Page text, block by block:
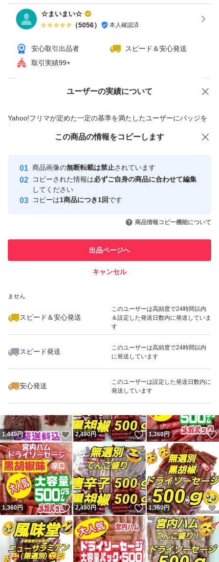
おてがる発送
☆まいまい☆
（5056） 本人確認済
安心取引出品者
スピード＆安心発送
取引実績99+
ユーザーの実績について
Yahoo!フリマが定めた一定の基準を満たしたユーザーにバッジを
付与しています
安心取引出品者
心・安全なユーザーです
取引実績
引を完了させた実績があります
での取引実績があります
ません
スピード＆安心発送
このユーザーは高頻度で24時間以内
＆設定した発送日数内に発送していま
す
スピード発送
このユーザーは高頻度で24時間以内
に発送しています
安心発送
このユーザーは設定した発送日数内に
発送しています
価格の相談 商品への質問
この商品の情報をコピーします
商品画像の無断転載は禁止されています
コピーされた情報は必ずご自身の商品に合わせて編集
してください
コピーは1商品につき1回です
商品情報コピー機能について
出品ページへ
キャンセル
この商品をみている人にオススメ
いいね！
1,360
1,449円 いいね！
2,490円 いいね！
1,360円
1,360円 いいね！
2,490円 いいね！
1,360円